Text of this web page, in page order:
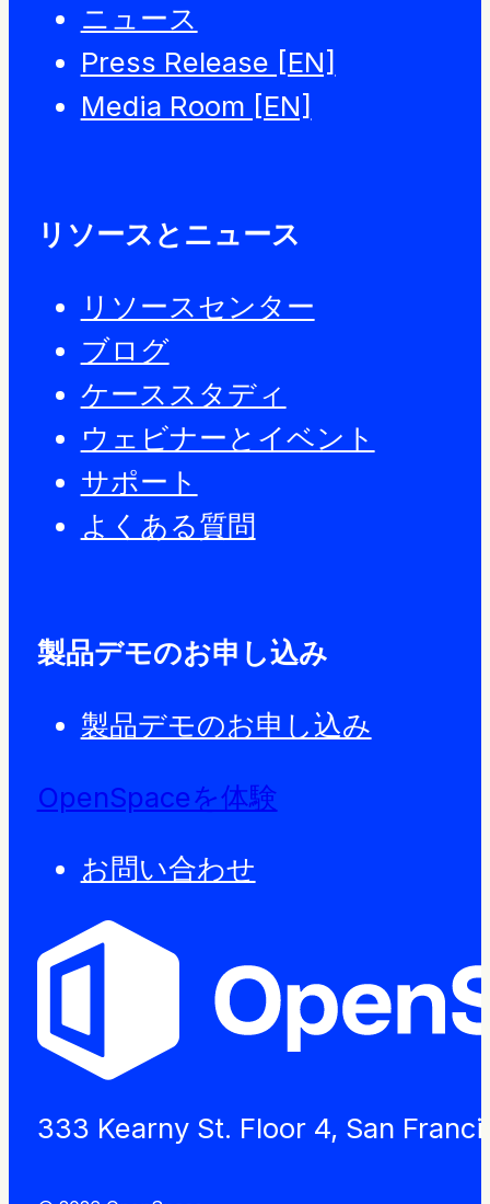
ニュース
Press Release [EN]
Media Room [EN]
リソースとニュース
リソースセンター
ブログ
ケーススタディ
ウェビナーとイベント
サポート
よくある質問
製品デモのお申し込み
製品デモのお申し込み
OpenSpaceを体験
お問い合わせ
333 Kearny St. Floor 4, San